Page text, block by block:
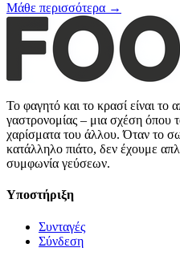
Μάθε περισσότερα →
Το φαγητό και το κρασί είναι το
γαστρονομίας – μια σχέση όπου
χαρίσματα του άλλου. Όταν το
κατάλληλο πιάτο, δεν έχουμε
συμφωνία γεύσεων.
Υποστήριξη
Συνταγές
Σύνδεση